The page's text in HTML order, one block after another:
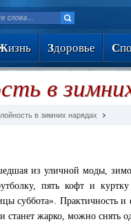
изнь Здоровье С
в
в зимних нарядах
из уличной моды,
пять кофт и
суббота». Практичность
станет жарко, можно снять